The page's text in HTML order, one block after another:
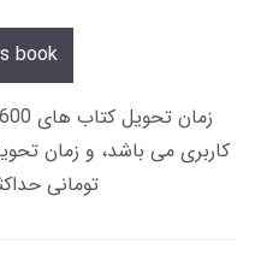
book
تومانی حداکثر 12 ساعت از طریق